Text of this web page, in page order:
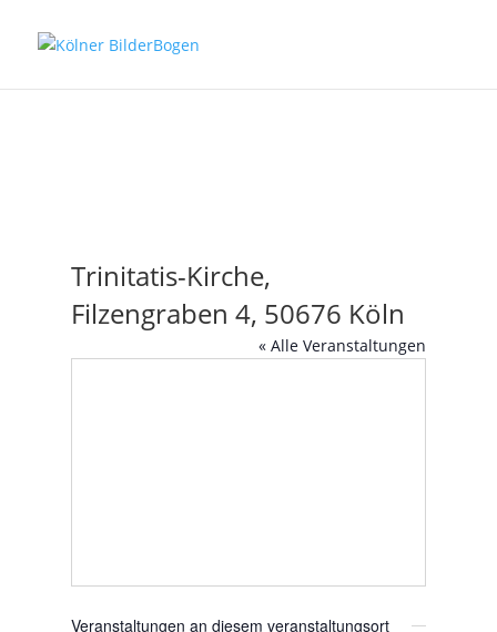
Trinitatis-Kirche,
Filzengraben 4, 50676 Köln
« Alle Veranstaltungen
Veranstaltungen an diesem veranstaltungsort